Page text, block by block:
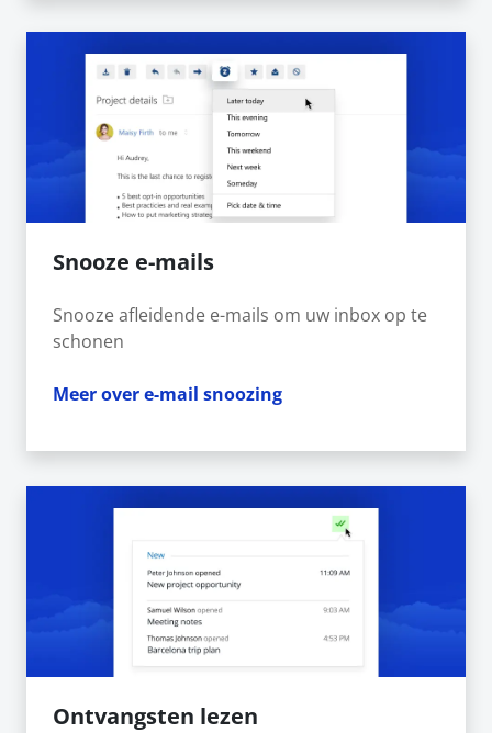
Snooze e-mails
Snooze afleidende e-mails om uw inbox op te
schonen
Meer over e-mail snoozing
Ontvangsten lezen